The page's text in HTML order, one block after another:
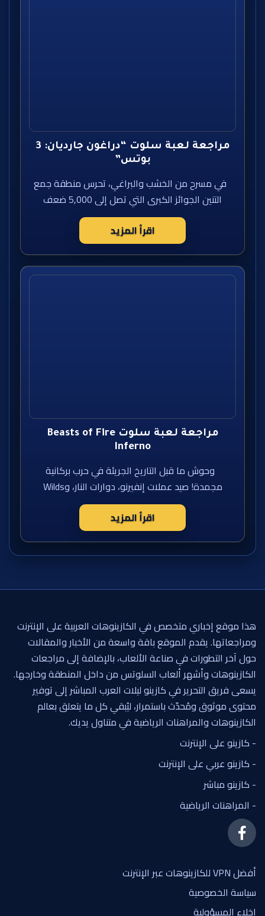
مراجعة لعبة سلوت “دراغون جارديان: 3
بوتس”
في مسرح من الخشب والبراغي، تحرس منطقة جمع
التنين الجوائز الكبرى التي تصل إلى 5,000 ضعف
اقرأ المزيد
مراجعة لعبة سلوت Beasts of Fire
Inferno
وحوش ما قبل التاريخ الجريئة في حرب بركانية
مجمدة! صيد عملات إنفيرنو، دوارات النار، وWilds
اقرأ المزيد
هذا موقع إخباري متخصص في الكازينوهات العربية على الإنترنت
ومراجعاتها. يقدم الموقع باقة واسعة من الأخبار والمقالات
حول آخر التطورات في صناعة الألعاب، بالإضافة إلى مراجعات
الكازينوهات وأشهر ألعاب السلوتس من داخل المنطقة وخارجها.
يسعى فريق التحرير في كازينو ليلات العرب المباشر إلى توفير
محتوى موثوق ومُحدّث باستمرار، ليُبقي كل ما يتعلق بعالم
الكازينوهات والمراهنات الرياضية في متناول يديك.
- كازينو على الإنترنت
- كازينو عربي على الإنترنت
- كازينو مباشر
- المراهنات الرياضية
أفضل VPN للكازينوهات عبر الإنترنت
سياسة الخصوصية
إخلاء المسؤولية